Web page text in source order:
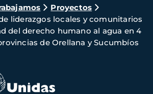
Proyectos
liderazgos locales y comunitarios
del derecho humano al agua en 4
de Orellana y Sucumbíos